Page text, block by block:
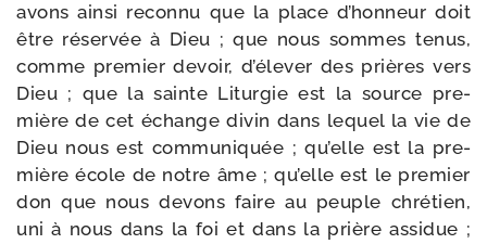
avons ain­si recon­nu que la place d’honneur doit
être réser­vée à Dieu ; que nous sommes tenus,
comme pre­mier devoir, d’élever des prières vers
Dieu ; que la sainte Liturgie est la source pre­
mière de cet échange divin dans lequel la vie de
Dieu nous est com­mu­ni­quée ; qu’elle est la pre­
mière école de notre âme ; qu’elle est le pre­mier
don que nous devons faire au peuple chré­tien,
uni à nous dans la foi et dans la prière assi­due ;